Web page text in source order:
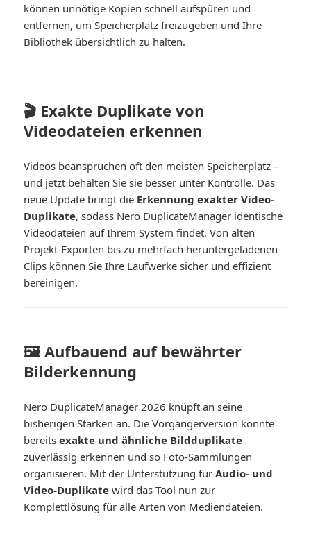
können unnötige Kopien schnell aufspüren und
entfernen, um Speicherplatz freizugeben und Ihre
Bibliothek übersichtlich zu halten.
🎬 Exakte Duplikate von
Videodateien erkennen
Videos beanspruchen oft den meisten Speicherplatz –
und jetzt behalten Sie sie besser unter Kontrolle. Das
neue Update bringt die Erkennung exakter Video-
Duplikate, sodass Nero DuplicateManager identische
Videodateien auf Ihrem System findet. Von alten
Projekt-Exporten bis zu mehrfach heruntergeladenen
Clips können Sie Ihre Laufwerke sicher und effizient
bereinigen.
🖼️ Aufbauend auf bewährter
Bilderkennung
Nero DuplicateManager 2026 knüpft an seine
bisherigen Stärken an. Die Vorgängerversion konnte
bereitsexakte und ähnliche Bildduplikate
zuverlässig erkennen und so Foto-Sammlungen
organisieren. Mit der Unterstützung fürAudio- und
Video-Duplikate wird das Tool nun zur
Komplettlösung für alle Arten von Mediendateien.